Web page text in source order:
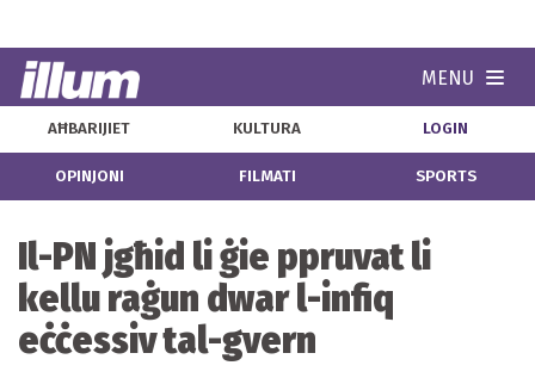
MENU
AĦBARIJIET KULTURA LOGIN
OPINJONI FILMATI SPORTS
Il-PN jgħid li ġie ppruvat li
kellu raġun dwar l-infiq
eċċessiv tal-gvern